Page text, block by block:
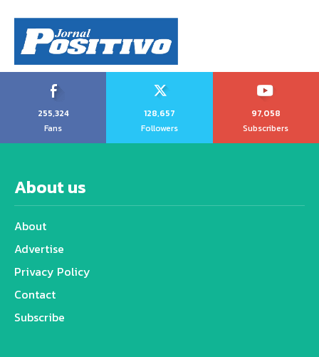
255,324
Fans
128,657
Followers
97,058
Subscribers
About us
About
Advertise
Privacy Policy
Contact
Subscribe